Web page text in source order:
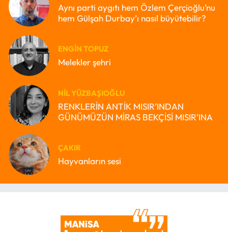
Aynı parti aygıtı hem Özlem Çerçioğlu’nu
hem Gülşah Durbay’ı nasıl büyütebilir?
ENGIN TOPUZ
Melekler şehri
NIL YÜZBAŞIOĞLU
RENKLERİN ANTİK MISIR’INDAN
GÜNÜMÜZÜN MİRAS BEKÇİSİ MISIR’INA
ÇAKIR
Hayvanların sesi